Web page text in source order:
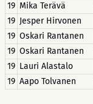
19 Mika Terävä
19 Jesper Hirvonen
19 Oskari Rantanen
19 Oskari Rantanen
19 Lauri Alastalo
19 Aapo Tolvanen